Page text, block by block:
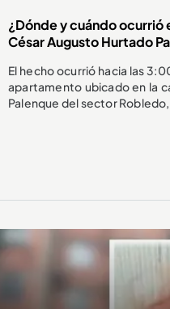
¿Dónde y cuándo
César Augusto Hurtado
El hecho ocurrió hacia las
apartamento ubicado en la
Palenque del sector